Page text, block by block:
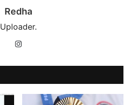
Redha
Uploader.
Instagram